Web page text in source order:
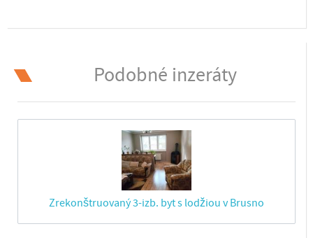
Podobné inzeráty
Zrekonštruovaný 3-izb. byt s lodžiou v Brusno